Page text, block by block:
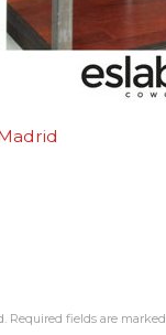
Required fields are marked